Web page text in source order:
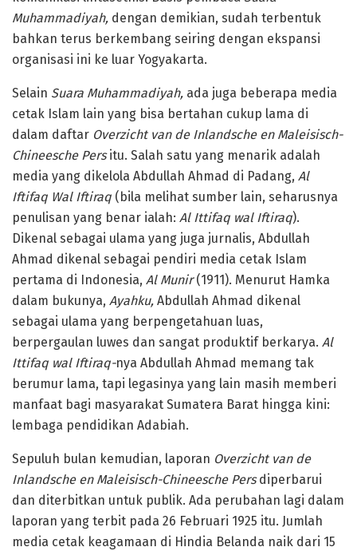
Muhammadiyah, dengan demikian, sudah terbentuk
bahkan terus berkembang seiring dengan ekspansi
organisasi ini ke luar Yogyakarta.
Selain Suara Muhammadiyah, ada juga beberapa media
cetak Islam lain yang bisa bertahan cukup lama di
dalam daftar Overzicht van de Inlandsche en Maleisisch-
Chineesche Persitu. Salah satu yang menarik adalah
media yang dikelola Abdullah Ahmad di Padang, Al
Iftifaq Wal Iftiraq (bila melihat sumber lain, seharusnya
penulisan yang benar ialah: Al Ittifaq wal Iftiraq).
Dikenal sebagai ulama yang juga jurnalis, Abdullah
Ahmad dikenal sebagai pendiri media cetak Islam
pertama di Indonesia, Al Munir(1911). Menurut Hamka
dalam bukunya, Ayahku, Abdullah Ahmad dikenal
sebagai ulama yang berpengetahuan luas,
berpergaulan luwes dan sangat produktif berkarya. Al
Ittifaq wal Iftiraq-nya Abdullah Ahmad memang tak
berumur lama, tapi legasinya yang lain masih memberi
manfaat bagi masyarakat Sumatera Barat hingga kini:
lembaga pendidikan Adabiah.
Sepuluh bulan kemudian, laporan Overzicht van de
Inlandsche en Maleisisch-Chineesche Persdiperbarui
dan diterbitkan untuk publik. Ada perubahan lagi dalam
laporan yang terbit pada 26 Februari 1925 itu. Jumlah
media cetak keagamaan di Hindia Belanda naik dari 15